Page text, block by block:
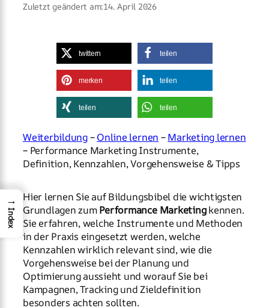
Zuletzt geändert am:14. April 2026
twittern teilen
merken teilen
teilen teilen
Weiterbildung–Online lernen –Marketing lernen
– Performance Marketing Instrumente,
Definition, Kennzahlen, Vorgehensweise & Tipps
Hier lernen Sie auf Bildungsbibel die wichtigsten
Grundlagen zumPerformance Marketingkennen.
Sie erfahren, welche Instrumente und Methoden
in der Praxis eingesetzt werden, welche
Kennzahlen wirklich relevant sind, wie die
Vorgehensweise bei der Planung und
Optimierung aussieht und worauf Sie bei
Kampagnen, Tracking und Zieldefinition
besonders achten sollten.
→
Index